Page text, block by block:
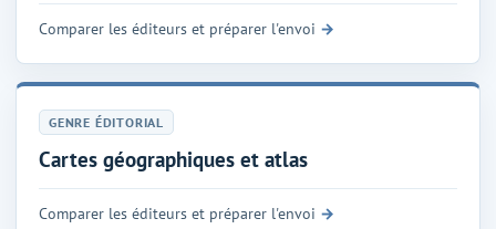
Comparer les éditeurs et préparer l'envoi
GENRE ÉDITORIAL
Cartes géographiques et atlas
Comparer les éditeurs et préparer l'envoi